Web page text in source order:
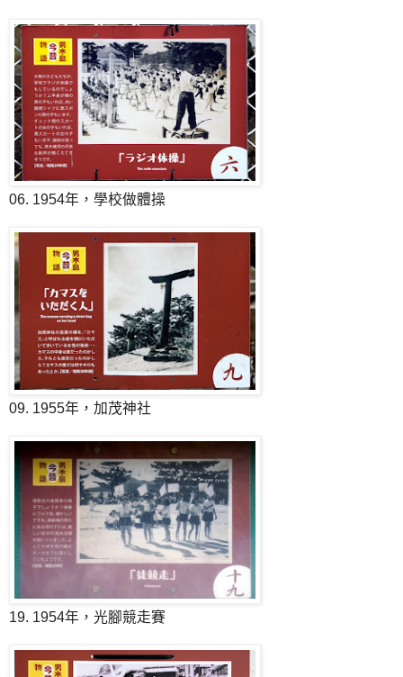
06. 1954年，學校做體操
09. 1955年，加茂神社
19. 1954年，光腳競走賽